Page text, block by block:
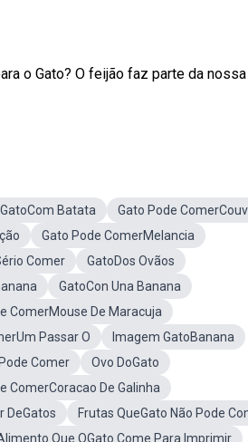
o Gato? O feijão faz parte da nossa
Batata
Gato Pode
Gato Pode ComerMelancia
Comer
GatoDos Ovãos
GatoCon Una Banana
ComerMouse De Maracuja
Passar O
Imagem GatoBanana
Comer
Ovo DoGato
ComerCoracao De Galinha
DeGatos
Frutas QueGato Não Pode
Que OGato Come Para Imprimir